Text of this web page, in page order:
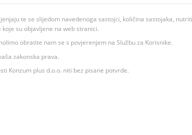
te se slijedom navedenoga sastojci, količina sastojaka,
su objavljene na web stranici.
obratite nam se s povjerenjem na Službu za Korisnike.
zakonska prava.
Konzum plus d.o.o. niti bez pisane potvrde.